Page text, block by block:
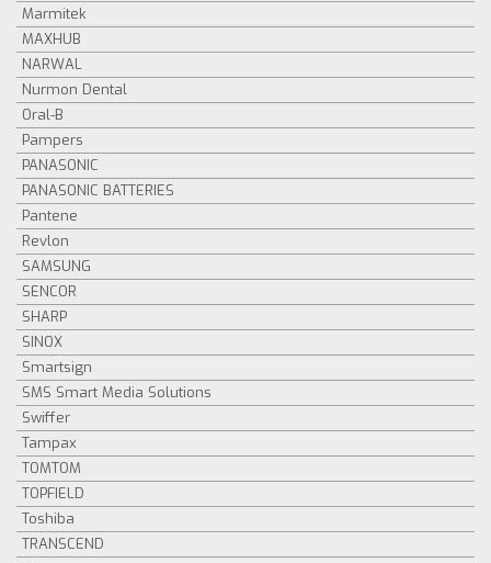
Marmitek
MAXHUB
NARWAL
Nurmon Dental
Oral-B
Pampers
PANASONIC
PANASONIC BATTERIES
Pantene
Revlon
SAMSUNG
SENCOR
SHARP
SINOX
Smartsign
SMS Smart Media Solutions
Swiffer
Tampax
TOMTOM
TOPFIELD
Toshiba
TRANSCEND